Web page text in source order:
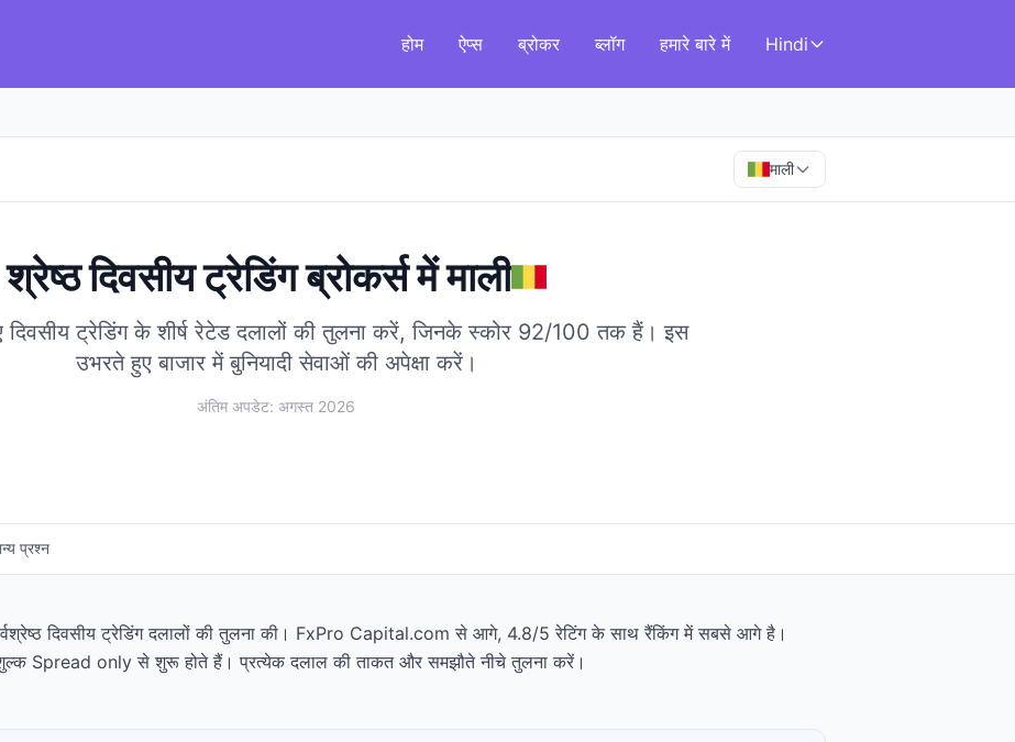
होम ऐप्स ब्रोकर ब्लॉग हमारे बारे में Hindi
माली
श्रेष्ठ दिवसीय ट्रेडिंग ब्रोकर्समेंमाली
दिवसीय ट्रेडिंग के शीर्ष रेटेड दलालों की तुलना करें, जिनके स्कोर 92/100 तक हैं। इस
उभरते हुए बाजार में बुनियादी सेवाओं की अपेक्षा करें।
अंतिम अपडेट: अगस्त 2026
प्रश्न
सर्वश्रेष्ठ दिवसीय ट्रेडिंग दलालों की तुलना की। FxPro Capital.com से आगे, 4.8/5 रेटिंग के साथ रैंकिंग में सबसे आगे है।
Spread only से शुरू होते हैं। प्रत्येक दलाल की ताकत और समझौते नीचे तुलना करें।